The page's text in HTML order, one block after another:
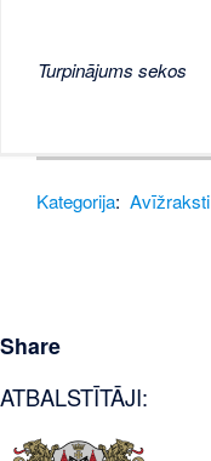
Turpinājums sekos
Kategorija: Avīžraksti
Share
ATBALSTĪTĀJI: